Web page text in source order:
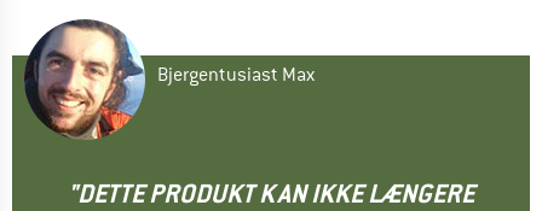
Bjergentusiast Max
"DETTE PRODUKT KAN IKKE LÆNGERE